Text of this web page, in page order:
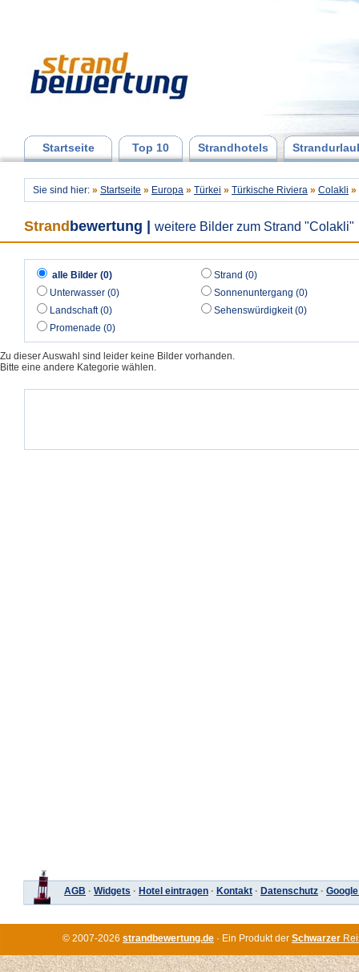
Startseite Top 10 Strandhotels
Sie sind hier: » Startseite » Europa » Türkei » Türkische Riviera » Colakli »
Strand bewertung weitere Bilder zum Strand "Colakli"
alle Bilder (0)
Strand (0)
Unterwasser (0)
Sonnenuntergang (0)
Landschaft (0)
Sehenswürdigkeit (0)
Promenade (0)
Zu dieser Auswahl sind leider keine Bilder vorhanden.
Bitte eine andere Kategorie wählen.
AGB · Widgets · Hotel eintragen · Kontakt · Datenschutz ·
© 2007-2026 strandbewertung.de · Ein Produkt der Schwarzer